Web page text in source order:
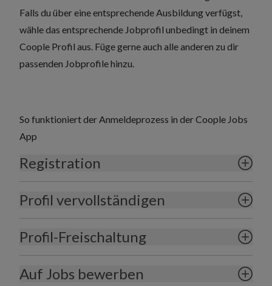
Falls du über eine entsprechende Ausbildung verfügst,
wähle das entsprechende Jobprofil unbedingt in deinem
Coople Profil aus. Füge gerne auch alle anderen zu dir
passenden Jobprofile hinzu.
So funktioniert der Anmeldeprozess in der Coople Jobs
App
Registration
Profil vervollständigen
Profil-Freischaltung
Auf Jobs bewerben